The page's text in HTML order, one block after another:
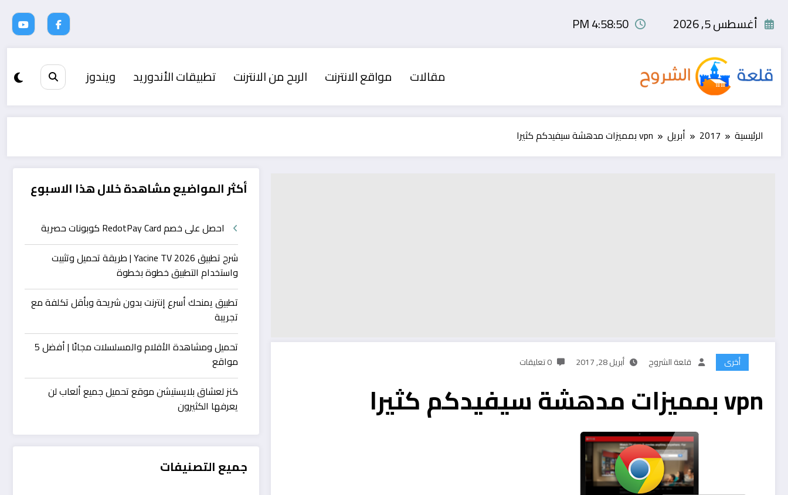
أغسطس 5, 2026 4:58:51 PM
مقالات مواقع الانترنت الربح من الانترنت تطبيقات الأندوريد ويندوز
الرئيسية 2017 أبريل vpn بمميزات مدهشة سيفيدكم كثيرا
أخرى قلعة الشروح أبريل 28, 2017 0 تعليقات
vpn بمميزات مدهشة سيفيدكم كثيرا
أكثر المواضيع مشاهدة خلال هذا الاسبوع
احصل على خصم RedotPay Card كوبونات حصرية
شرح تطبيق Yacine TV 2026 | طريقة تحميل وتثبيت
واستخدام التطبيق خطوة بخطوة
تطبيق يمنحك أسرع إنترنت بدون شريحة وبأقل تكلفة مع
تجريبة
تحميل ومشاهدة الأفلام والمسلسلات مجانًا | أفضل 5
مواقع
كنز لعشاق بلايستيشن موقع تحميل جميع ألعاب لن
يعرفها الكثيرون
جميع التصنيفات